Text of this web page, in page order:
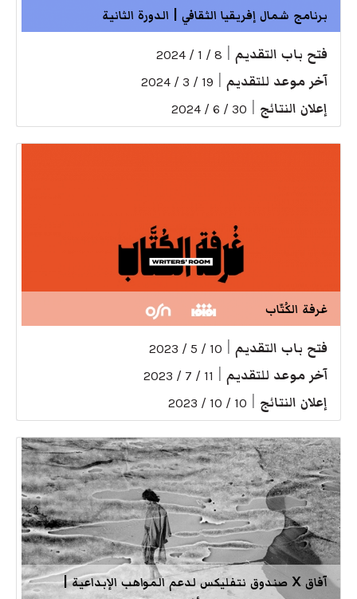
برنامج شمال إفريقيا الثقافي | الدورة الثانية
فتح باب التقديم 8 / 1 / 2024
آخر موعد للتقديم 19 / 3 / 2024
إعلان النتائج 30 / 6 / 2024
غرفة الكُتّاب
فتح باب التقديم 10 / 5 / 2023
آخر موعد للتقديم 11 / 7 / 2023
إعلان النتائج 10 / 10 / 2023
آفاق X صندوق نتفليكس لدعم المواهب الإبداعية |